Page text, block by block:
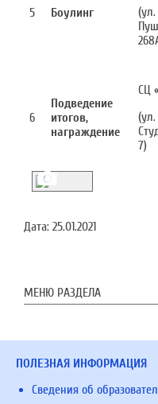
5 Боулинг
(ул.
6
Подведение
итогов,
награждение
СЦ
(ул.
7)
Дата: 25.01.2021
МЕНЮ РАЗДЕЛА
ПОЛЕЗНАЯ ИНФОРМАЦИЯ
Сведения об